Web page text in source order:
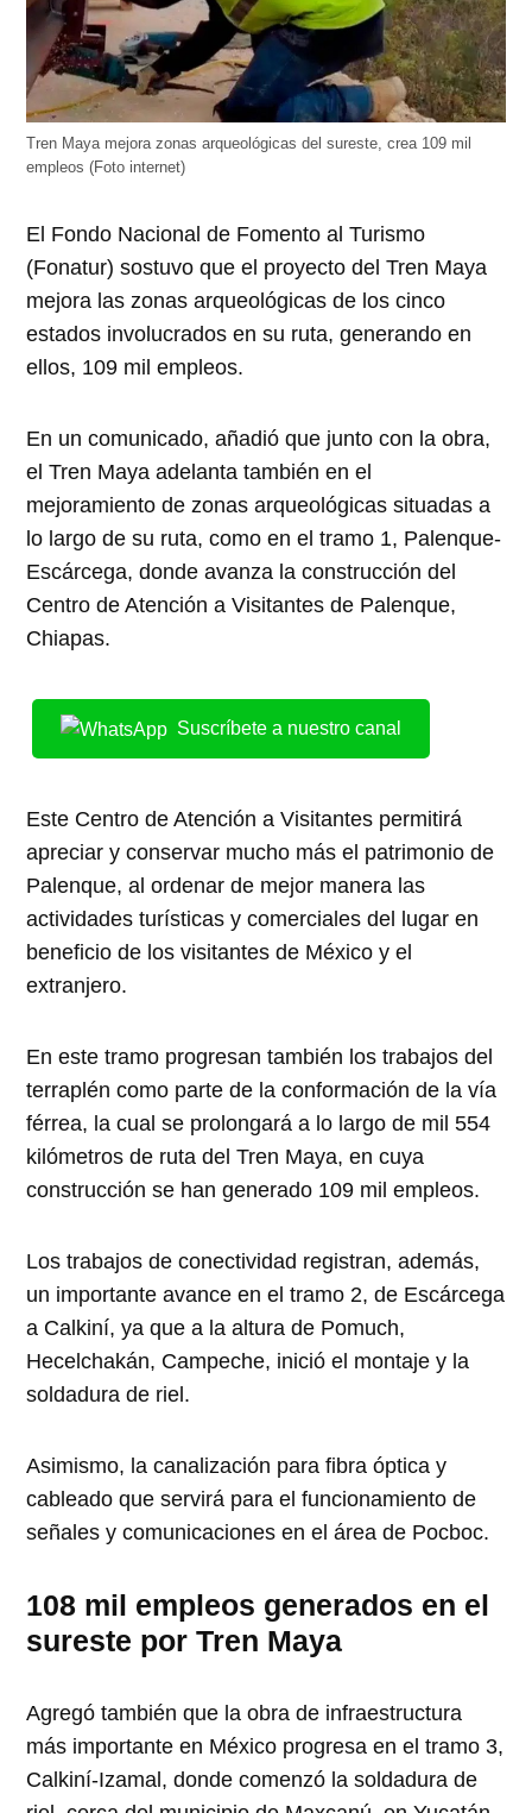
Tren Maya mejora zonas arqueológicas del sureste, crea 109 mil
empleos (Foto internet)
El Fondo Nacional de Fomento al Turismo
(Fonatur) sostuvo que el proyecto del Tren Maya
mejora las zonas arqueológicas de los cinco
estados involucrados en su ruta, generando en
ellos, 109 mil empleos.
En un comunicado, añadió que junto con la obra,
el Tren Maya adelanta también en el
mejoramiento de zonas arqueológicas situadas a
lo largo de su ruta, como en el tramo 1, Palenque-
Escárcega, donde avanza la construcción del
Centro de Atención a Visitantes de Palenque,
Chiapas.
Suscríbete a nuestro canal
Este Centro de Atención a Visitantes permitirá
apreciar y conservar mucho más el patrimonio de
Palenque, al ordenar de mejor manera las
actividades turísticas y comerciales del lugar en
beneficio de los visitantes de México y el
extranjero.
En este tramo progresan también los trabajos del
terraplén como parte de la conformación de la vía
férrea, la cual se prolongará a lo largo de mil 554
kilómetros de ruta del Tren Maya, en cuya
construcción se han generado 109 mil empleos.
Los trabajos de conectividad registran, además,
un importante avance en el tramo 2, de Escárcega
a Calkiní, ya que a la altura de Pomuch,
Hecelchakán, Campeche, inició el montaje y la
soldadura de riel.
Asimismo, la canalización para fibra óptica y
cableado que servirá para el funcionamiento de
señales y comunicaciones en el área de Pocboc.
108 mil empleos generados en el
sureste por Tren Maya
Agregó también que la obra de infraestructura
más importante en México progresa en el tramo 3,
Calkiní-Izamal, donde comenzó la soldadura de